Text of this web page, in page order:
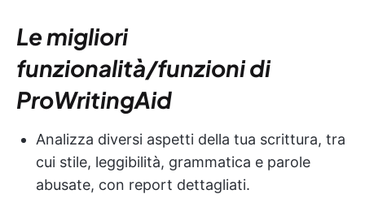
Le migliori
funzionalità/funzioni di
ProWritingAid
Analizza diversi aspetti della tua scrittura, tra
cui stile, leggibilità, grammatica e parole
abusate, con report dettagliati.